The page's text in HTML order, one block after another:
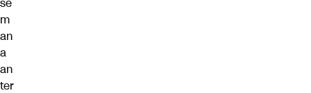
m
an
a
an
ter